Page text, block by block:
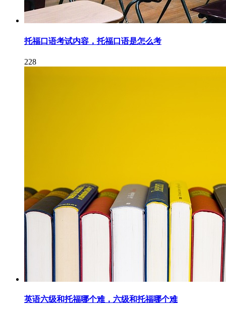
托福口语考试内容，托福口语是怎么考
228
英语六级和托福哪个难，六级和托福哪个难